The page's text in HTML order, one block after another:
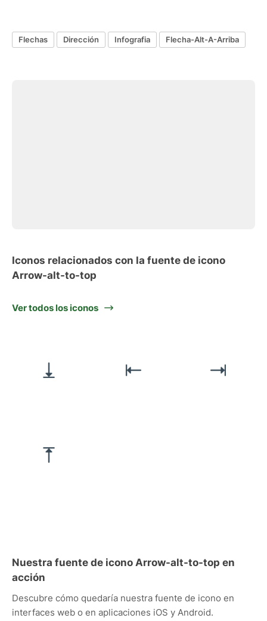
Flechas Dirección Infografia Flecha-Alt-A-Arriba
Iconos relacionados con la fuente de icono
Arrow-alt-to-top
Ver todos los iconos
Nuestra fuente de icono Arrow-alt-to-top en
acción
Descubre cómo quedaría nuestra fuente de icono en
interfaces web o en aplicaciones iOS y Android.